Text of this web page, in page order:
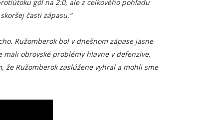
gól na 2:0, ale z celkového pohľadu
časti zápasu.“
Ružomberok bol v dnešnom zápase jasne
obrovské problémy hlavne v defenzíve,
Ružomberok zaslúžene vyhral a mohli sme